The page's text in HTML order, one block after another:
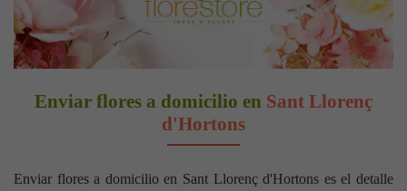
Enviar flores a domicilio en Sant Llorenç
d'Hortons
Enviar flores a domicilio en Sant Llorenç d'Hortons es el detalle